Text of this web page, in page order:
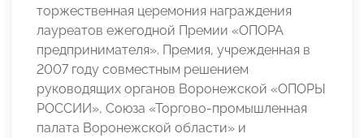
торжественная церемония награждения
лауреатов ежегодной Премии «ОПОРА
предпринимателя». Премия, учрежденная в
2007 году совместным решением
руководящих органов Воронежской «ОПОРЫ
РОССИИ», Союза «Торгово-промышленная
палата Воронежской области» и